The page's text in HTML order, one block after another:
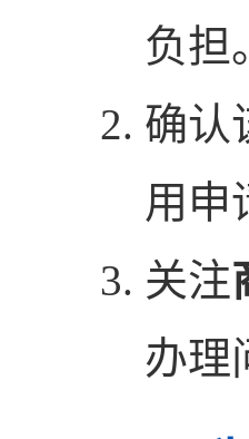
负担
确认
用申
关注
办理